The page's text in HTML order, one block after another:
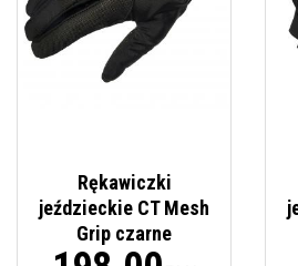
Rękawiczki
jeździeckie CT Mesh
Grip czarne